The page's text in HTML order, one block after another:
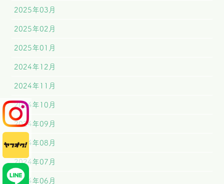
2025年03月
2025年02月
2025年01月
2024年12月
2024年11月
2024年10月
2024年09月
2024年08月
2024年07月
2024年06月